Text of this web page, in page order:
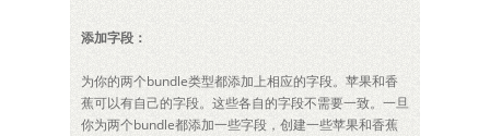
添加字段：
为你的两个bundle类型都添加上相应的字段。苹果和香
蕉可以有自己的字段。这些各自的字段不需要一致。一旦
你为两个bundle都添加一些字段，创建一些苹果和香蕉